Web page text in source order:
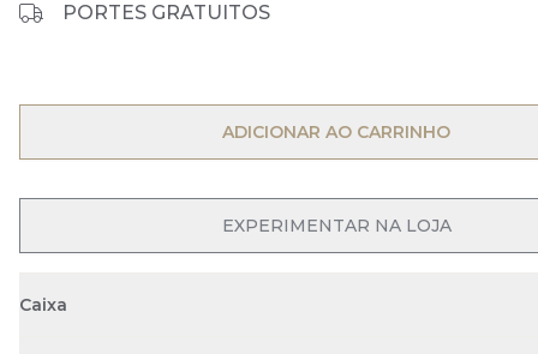
PORTES GRATUITOS
OPEN MENU
ADICIONAR AO CARRINHO
EXPERIMENTAR NA LOJA
Caixa